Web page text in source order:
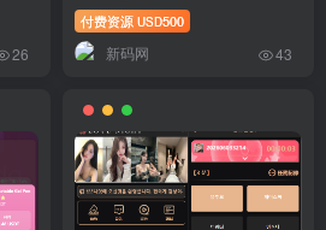
26
付费资源 USD500
新码网 43